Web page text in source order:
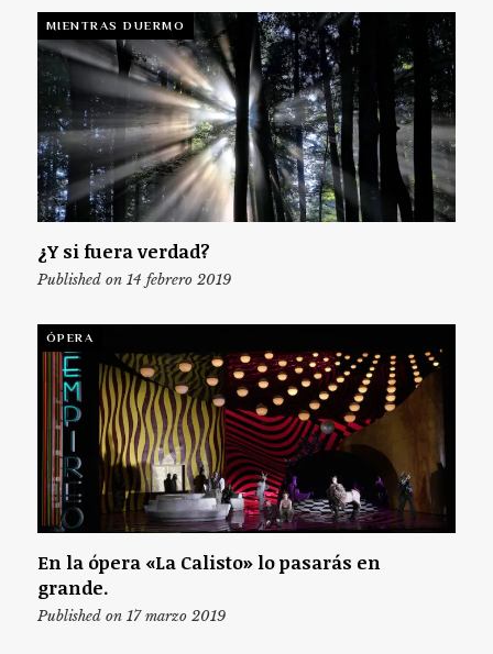
MIENTRAS DUERMO
¿Y si fuera verdad?
Published on 14 febrero 2019
ÓPERA
En la ópera «La Calisto» lo pasarás en
grande.
Published on 17 marzo 2019